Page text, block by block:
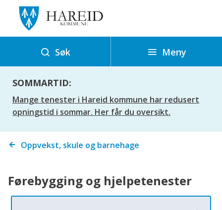
r
i
k
o
m
u
e
Søk Meny
SOMMARTID:
Mange tenester i Hareid kommune har redusert
opningstid i sommar. Her får du oversikt.
Du Oppvekst, skule og barnehage
Førebygging og hjelpetenester